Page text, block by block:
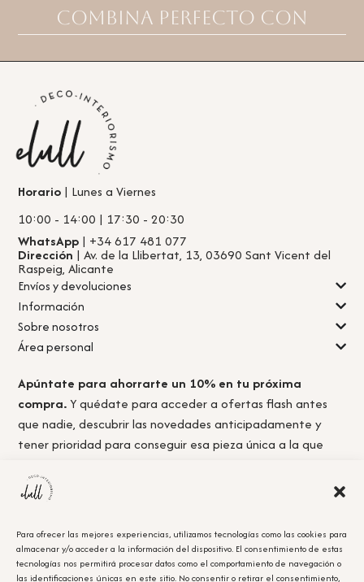
Para ofrecer las mejores experiencias, utilizamos tecnologías como las cookies para
almacenar y/o acceder a la información del dispositivo. El consentimiento de estas
tecnologías nos permitirá procesar datos como el comportamiento de navegación o
las identificaciones únicas en este sitio. No consentir o retirar el consentimiento,
Combina perfecto con
Horario | Lunes a Viernes
10:00 - 14:00 | 17:30 - 20:30
WhatsApp | +34 617 481 077
Dirección | Av. de la Llibertat, 13, 03690 Sant Vicent del
Raspeig, Alicante
Envíos y devoluciones
Información
Sobre nosotros
Área personal
Apúntate para ahorrarte un 10% en tu próxima
compra.Y quédate para acceder a ofertas flash antes
que nadie, descubrir las novedades anticipadamente y
tener prioridad para conseguir esa pieza única a la que
Acepto lapolítica de privacidad.